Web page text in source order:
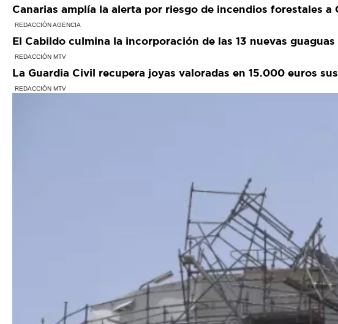
Canarias amplía la alerta por riesgo de incendios forestales
REDACCIÓN AGENCIA
El Cabildo culmina la incorporación de las 13 nuevas
REDACCIÓN MTV
La Guardia Civil recupera joyas valoradas en 15.000 euros
REDACCIÓN MTV